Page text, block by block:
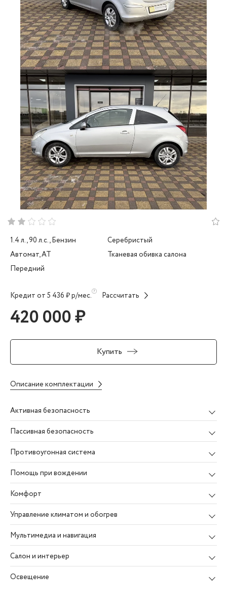
1.4 л., 90 л.с., Бензин
Автомат, AT
Передний
Серебристый
Тканевая обивка салона
Кредит от 5 436 ₽ р/мес. Рассчитать
420 000 ₽
Купить
Описание комплектации
Активная безопасность
Пассивная безопасность
Противоугонная система
Помощь при вождении
Комфорт
Управление климатом и обогрев
Мультимедиа и навигация
Салон и интерьер
Освещение